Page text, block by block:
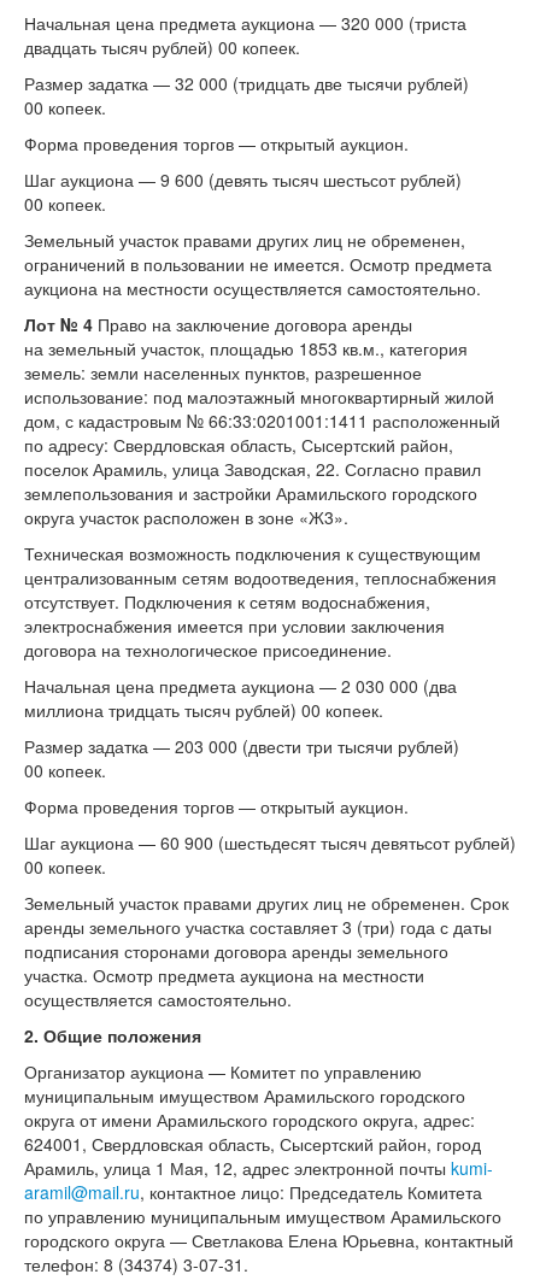
Начальная цена предмета аукциона — 320 000 (триста
двадцать тысяч рублей) 00 копеек.
Размер задатка — 32 000 (тридцать две тысячи рублей)
00 копеек.
Форма проведения торгов — открытый аукцион.
Шаг аукциона — 9 600 (девять тысяч шестьсот рублей)
00 копеек.
Земельный участок правами других лиц не обременен,
ограничений в пользовании не имеется. Осмотр предмета
аукциона на местности осуществляется самостоятельно.
Лот № 4 Право на заключение договора аренды
на земельный участок, площадью 1853 кв.м., категория
земель: земли населенных пунктов, разрешенное
использование: под малоэтажный многоквартирный жилой
дом, с кадастровым № 66:33:0201001:1411 расположенный
по адресу: Свердловская область, Сысертский район,
поселок Арамиль, улица Заводская, 22. Согласно правил
землепользования и застройки Арамильского городского
округа участок расположен в зоне «Ж3».
Техническая возможность подключения к существующим
централизованным сетям водоотведения, теплоснабжения
отсутствует. Подключения к сетям водоснабжения,
электроснабжения имеется при условии заключения
договора на технологическое присоединение.
Начальная цена предмета аукциона — 2 030 000 (два
миллиона тридцать тысяч рублей) 00 копеек.
Размер задатка — 203 000 (двести три тысячи рублей)
00 копеек.
Форма проведения торгов — открытый аукцион.
Шаг аукциона — 60 900 (шестьдесят тысяч девятьсот рублей)
00 копеек.
Земельный участок правами других лиц не обременен. Срок
аренды земельного участка составляет 3 (три) года с даты
подписания сторонами договора аренды земельного
участка. Осмотр предмета аукциона на местности
осуществляется самостоятельно.
2. Общие положения
Организатор аукциона — Комитет по управлению
муниципальным имуществом Арамильского городского
округа от имени Арамильского городского округа, адрес:
624001, Свердловская область, Сысертский район, город
Арамиль, улица 1 Мая, 12, адрес электронной почты kumi-
aramil@mail.ru, контактное лицо: Председатель Комитета
по управлению муниципальным имуществом Арамильского
городского округа — Светлакова Елена Юрьевна, контактный
телефон: 8 (34374) 3-07-31.